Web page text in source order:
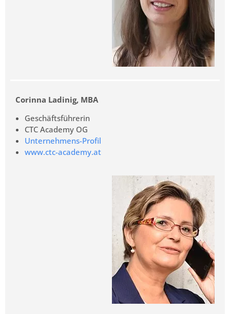
Corinna Ladinig, MBA
Geschäftsführerin
CTC Academy OG
Unternehmens-Profil
www.ctc-academy.at